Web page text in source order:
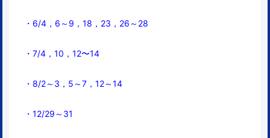
・6/4，6～ 9，18，23，26～28
・7/4，10，12〜14
・8/2～3，5～7，12～14
・12/29～31